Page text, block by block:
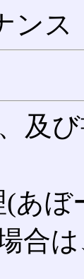
ンス
及
(あ
合